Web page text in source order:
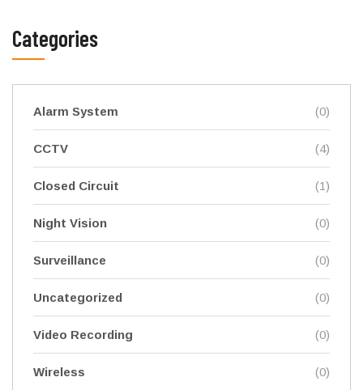
Categories
Alarm System (0)
CCTV (4)
Closed Circuit (1)
Night Vision (0)
Surveillance (0)
Uncategorized (0)
Video Recording (0)
Wireless (0)